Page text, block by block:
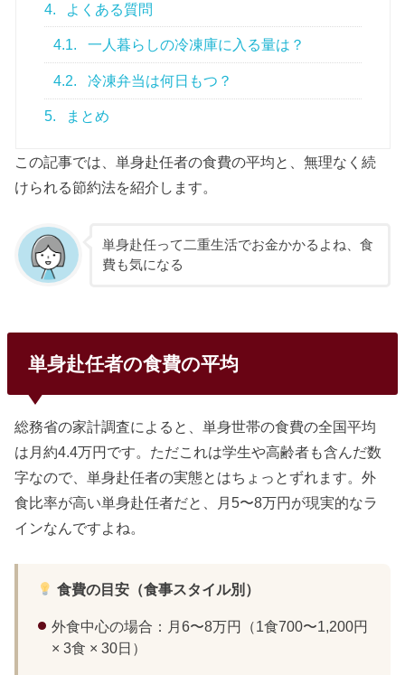
4. よくある質問
4.1. 一人暮らしの冷凍庫に入る量は？
4.2. 冷凍弁当は何日もつ？
5. まとめ
この記事では、単身赴任者の食費の平均と、無理なく続
けられる節約法を紹介します。
単身赴任って二重生活でお金かかるよね、食
費も気になる
単身赴任者の食費の平均
総務省の家計調査によると、単身世帯の食費の全国平均
は月約4.4万円です。ただこれは学生や高齢者も含んだ数
字なので、単身赴任者の実態とはちょっとずれます。外
食比率が高い単身赴任者だと、月5〜8万円が現実的なラ
インなんですよね。
食費の目安（食事スタイル別）
外食中心の場合：月6〜8万円（1食700〜1,200円
× 3食 × 30日）